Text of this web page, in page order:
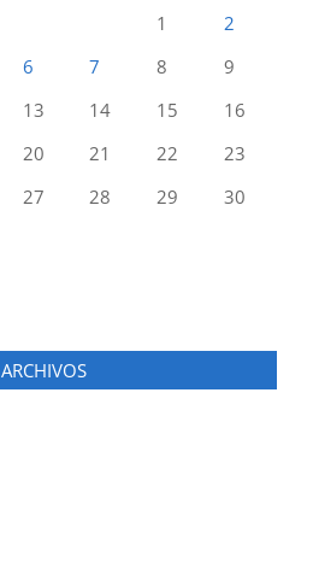
1
2
6 7 8
9
13 14 15
16
20 21 22
23
27 28 29
30
ARCHIVOS